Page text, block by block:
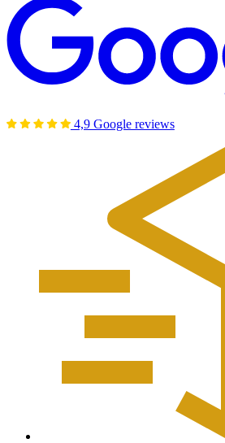
4,9 Google reviews